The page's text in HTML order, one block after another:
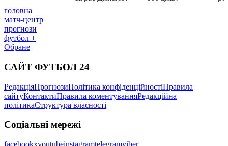
головна
матч-центр
прогнози
футбол +
Обране
САЙТ ФУТБОЛ 24
РедакціяПрогнозиПолітика конфіденційностіПравила
сайтуКонтактиПравила коментуванняРедакційна
політикаСтруктура власності
Соціальні мережі